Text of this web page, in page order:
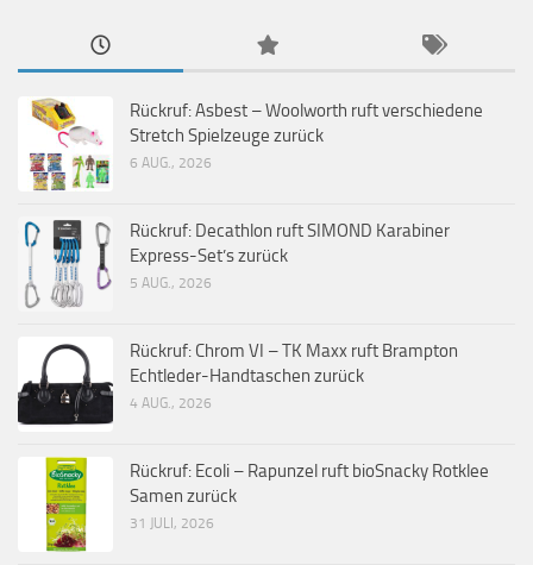
Rückruf: Asbest – Woolworth ruft verschiedene
Stretch Spielzeuge zurück
6 AUG., 2026
Rückruf: Decathlon ruft SIMOND Karabiner
Express-Set’s zurück
5 AUG., 2026
Rückruf: Chrom VI – TK Maxx ruft Brampton
Echtleder-Handtaschen zurück
4 AUG., 2026
Rückruf: Ecoli – Rapunzel ruft bioSnacky Rotklee
Samen zurück
31 JULI, 2026